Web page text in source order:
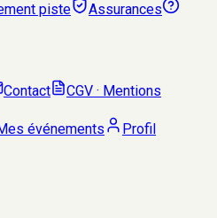
piste
Assurances
Contact
CGV · Mentions
événements
Profil